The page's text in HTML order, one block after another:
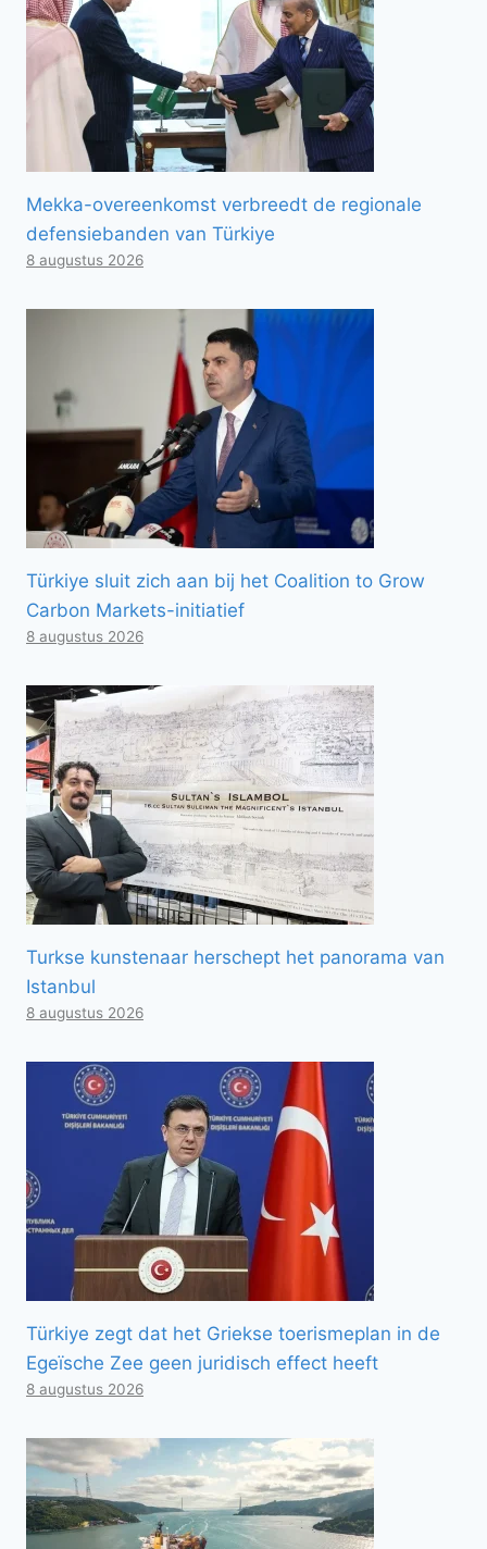
Mekka-overeenkomst verbreedt de regionale
defensiebanden van Türkiye
8 augustus 2026
Türkiye sluit zich aan bij het Coalition to Grow
Carbon Markets-initiatief
8 augustus 2026
Turkse kunstenaar herschept het panorama van
Istanbul
8 augustus 2026
Türkiye zegt dat het Griekse toerismeplan in de
Egeïsche Zee geen juridisch effect heeft
8 augustus 2026